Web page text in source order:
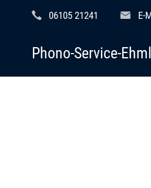
06105 21241 E-
Phono-Service-